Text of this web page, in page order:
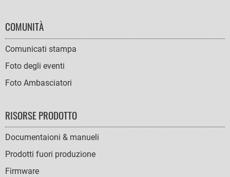
COMUNITÀ
Comunicati stampa
Foto degli eventi
Foto Ambasciatori
RISORSE PRODOTTO
Documentaioni & manueli
Prodotti fuori produzione
Firmware